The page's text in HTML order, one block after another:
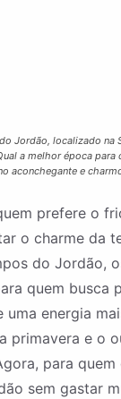
Jordão, localizado na
a melhor época
aconchegante e
prefere o
o charme da
do Jordão,
quem busca
uma energia
primavera e o
para
sem gastar